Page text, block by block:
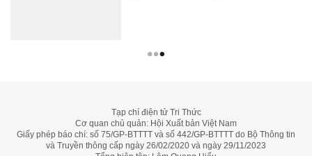
Tạp chí điện tử Tri Thức
Cơ quan chủ quản: Hội Xuất bản Việt Nam
Giấy phép báo chí: số 75/GP-BTTTT và số 442/GP-BTTTT do Bộ Thông tin
và Truyền thông cấp ngày 26/02/2020 và ngày 29/11/2023